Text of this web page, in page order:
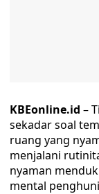
KBEonline.id –
sekadar soal
ruang yang
menjalani
nyaman
mental